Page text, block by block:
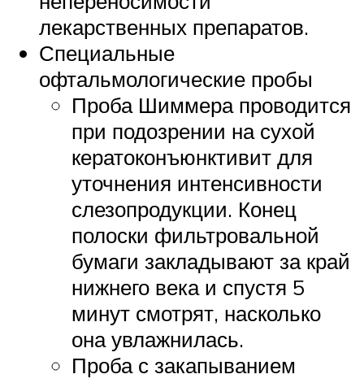
лекарственных препаратов.
Специальные
офтальмологические пробы
Проба Шиммера проводится
при подозрении на сухой
кератоконъюнктивит для
уточнения интенсивности
слезопродукции. Конец
полоски фильтровальной
бумаги закладывают за край
нижнего века и спустя 5
минут смотрят, насколько
она увлажнилась.
Проба с закапыванием